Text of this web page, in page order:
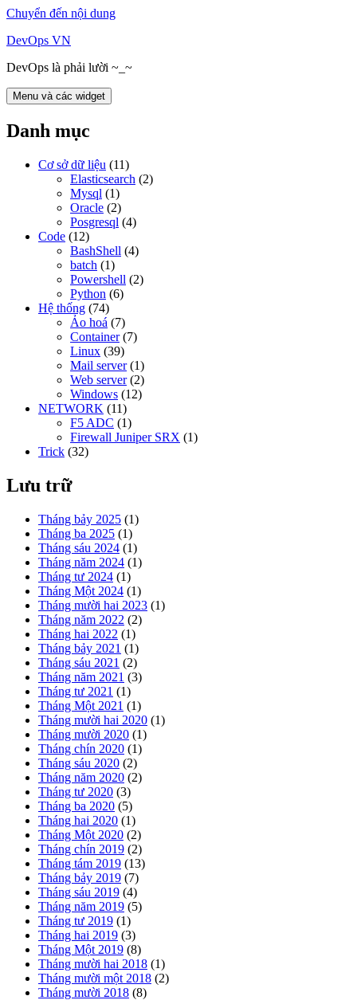
Chuyển đến nội dung
DevOps VN
DevOps là phải lười ~_~
Menu và các widget
Danh mục
Cơ sở dữ liệu (11)
Elasticsearch (2)
Mysql (1)
Oracle (2)
Posgresql (4)
Code (12)
BashShell (4)
batch (1)
Powershell (2)
Python (6)
Hệ thống (74)
Ảo hoá (7)
Container(7)
Linux (39)
Mail server(1)
Web server(2)
Windows (12)
NETWORK (11)
F5 ADC (1)
Firewall Juniper SRX (1)
Trick (32)
Lưu trữ
Tháng bảy 2025 (1)
Tháng ba 2025 (1)
Tháng sáu 2024 (1)
Tháng năm 2024 (1)
Tháng tư 2024 (1)
Tháng Một 2024 (1)
Tháng mười hai 2023 (1)
Tháng năm 2022 (2)
Tháng hai 2022 (1)
Tháng bảy 2021 (1)
Tháng sáu 2021 (2)
Tháng năm 2021 (3)
Tháng tư 2021 (1)
Tháng Một 2021 (1)
Tháng mười hai 2020 (1)
Tháng mười 2020 (1)
Tháng chín 2020 (1)
Tháng sáu 2020 (2)
Tháng năm 2020 (2)
Tháng tư 2020 (3)
Tháng ba 2020 (5)
Tháng hai 2020 (1)
Tháng Một 2020 (2)
Tháng chín 2019 (2)
Tháng tám 2019 (13)
Tháng bảy 2019 (7)
Tháng sáu 2019 (4)
Tháng năm 2019 (5)
Tháng tư 2019 (1)
Tháng hai 2019 (3)
Tháng Một 2019 (8)
Tháng mười hai 2018 (1)
Tháng mười một 2018 (2)
Tháng mười 2018 (8)